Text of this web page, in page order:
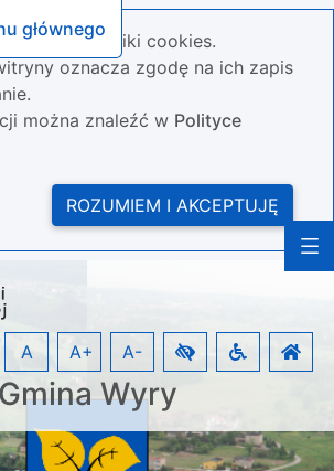
głównego
pliki cookies.
oznacza zgodę na ich zapis
można znaleźć w Polityce
ROZUMIEM I AKCEPTUJĘ
Gmina Wyry
A A+ A-